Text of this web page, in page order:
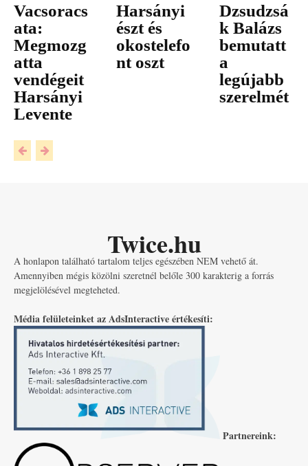
Vacsoracs
ata:
Megmozg
atta
vendégeit
Harsányi
Levente
Harsányi
észt és
okostelefo
nt oszt
Dzsudzsá
k Balázs
bemutatt
a
legújabb
szerelmét
Twice.hu
A honlapon található tartalom teljes egészében NEM vehető át.
Amennyiben mégis közölni szeretnél belőle 300 karakterig a forrás
megjelölésével megteheted.
Média felületeinket az AdsInteractive értékesíti:
Partnereink: